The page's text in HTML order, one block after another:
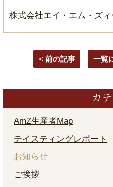
株式会社エイ・エム・ズィ
< 前の記事 一覧
カ
AmZ生産者Map
テイスティングレポート
お知らせ
ご挨拶